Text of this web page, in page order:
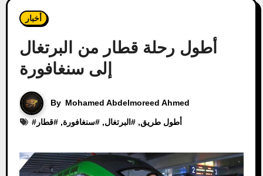
أخبار
أطول رحلة قطار من البرتغال
إلى سنغافورة
By Mohamed Abdelmoreed Ahmed
# أطول طريق, # البرتغال, #سنغافورة, #قطار